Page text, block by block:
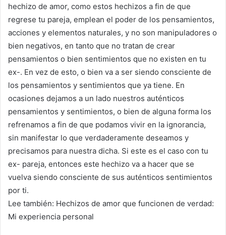
hechizo de amor, como estos hechizos a fin de que
regrese tu pareja, emplean el poder de los pensamientos,
acciones y elementos naturales, y no son manipuladores o
bien negativos, en tanto que no tratan de crear
pensamientos o bien sentimientos que no existen en tu
ex-. En vez de esto, o bien va a ser siendo consciente de
los pensamientos y sentimientos que ya tiene. En
ocasiones dejamos a un lado nuestros auténticos
pensamientos y sentimientos, o bien de alguna forma los
refrenamos a fin de que podamos vivir en la ignorancia,
sin manifestar lo que verdaderamente deseamos y
precisamos para nuestra dicha. Si este es el caso con tu
ex- pareja, entonces este hechizo va a hacer que se
vuelva siendo consciente de sus auténticos sentimientos
por ti.
Lee también: Hechizos de amor que funcionen de verdad:
Mi experiencia personal